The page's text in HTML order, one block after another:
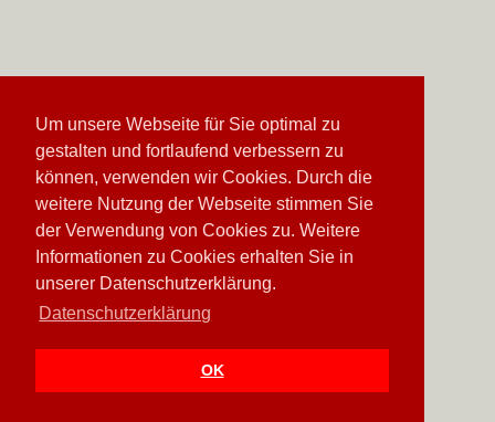
Um unsere Webseite für Sie optimal zu
gestalten und fortlaufend verbessern zu
können, verwenden wir Cookies. Durch die
weitere Nutzung der Webseite stimmen Sie
der Verwendung von Cookies zu. Weitere
Informationen zu Cookies erhalten Sie in
unserer Datenschutzerklärung.
Datenschutzerklärung
OK